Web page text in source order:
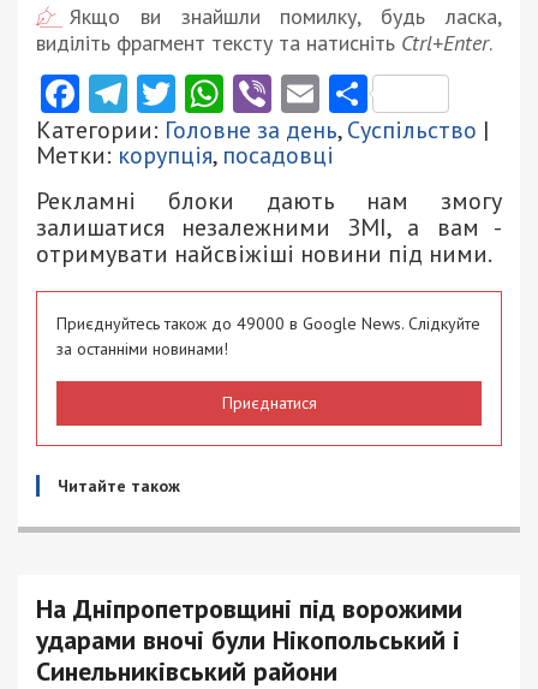
Якщо ви знайшли помилку, будь ласка,
виділіть фрагмент тексту та натисніть Ctrl+Enter.
Facebook
Telegram
Twitter
WhatsApp
ViberEmail
Категории: Головне за день,Суспільство |
Метки: корупція, посадовці
Рекламні блоки дають нам змогу
залишатися незалежними ЗМІ, а вам -
отримувати найсвіжіші новини під ними.
Приєднуйтесь також до 49000 в Google News. Слідкуйте
за останніми новинами!
Приєднатися
Читайте також
На Дніпропетровщині під ворожими
ударами вночі були Нікопольський і
Синельниківський райони